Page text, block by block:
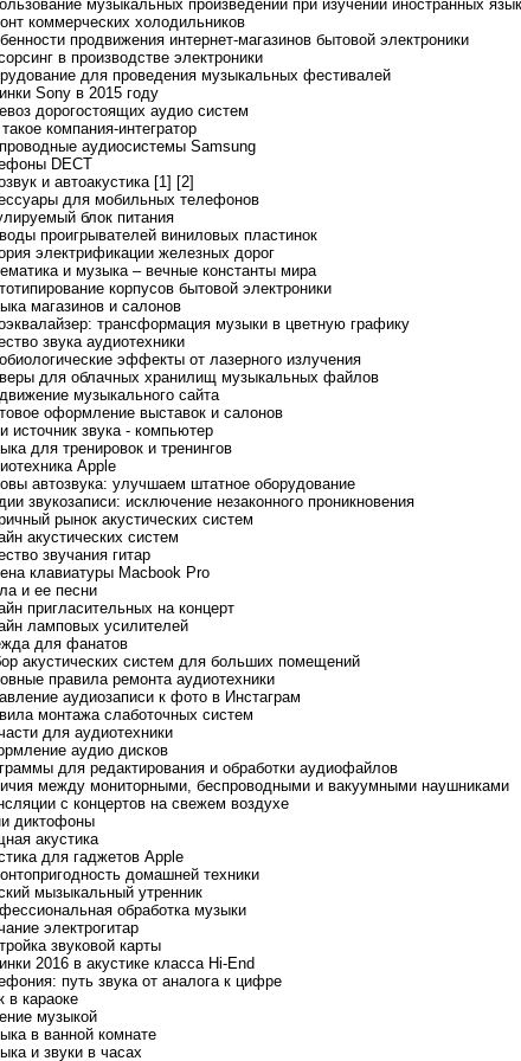
музыкальных произведений при изучении иностранных
коммерческих холодильников
продвижения интернет-магазинов бытовой электроники
в производстве электроники
для проведения музыкальных фестивалей
Sony в 2015 году
дорогостоящих аудио систем
компания-интегратор
аудиосистемы Samsung
DECT
и автоакустика [1] [2]
для мобильных телефонов
блок питания
проигрывателей виниловых пластинок
электрификации железных дорог
и музыка – вечные константы мира
корпусов бытовой электроники
магазинов и салонов
трансформация музыки в цветную графику
звука аудиотехники
эффекты от лазерного излучения
для облачных хранилищ музыкальных файлов
музыкального сайта
оформление выставок и салонов
источник звука - компьютер
для тренировок и тренингов
Apple
автозвука: улучшаем штатное оборудование
звукозаписи: исключение незаконного проникновения
рынок акустических систем
акустических систем
звучания гитар
клавиатуры Macbook Pro
и ее песни
пригласительных на концерт
ламповых усилителей
для фанатов
акустических систем для больших помещений
правила ремонта аудиотехники
аудиозаписи к фото в Инстаграм
монтажа слаботочных систем
для аудиотехники
аудио дисков
для редактирования и обработки аудиофайлов
между мониторными, беспроводными и вакуумными наушниками
с концертов на свежем воздухе
диктофоны
акустика
для гаджетов Apple
домашней техники
мызыкальный утренник
обработка музыки
электрогитар
звуковой карты
2016 в акустике класса Hi-End
путь звука от аналога к цифре
в караоке
музыкой
в ванной комнате
и звуки в часах